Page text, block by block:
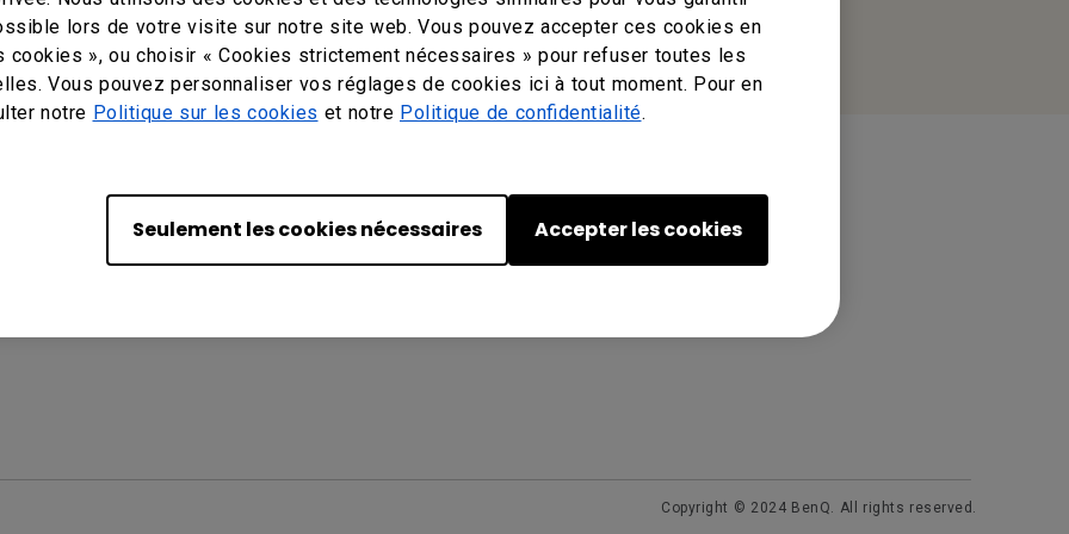
lors de votre visite sur notre site web. Vous pouvez accepter ces cookies en
cookies », ou choisir « Cookies strictement nécessaires » pour refuser toutes les
Vous pouvez personnaliser vos réglages de cookies ici à tout moment. Pour en
notre Politique sur les cookies et notre Politique de confidentialité.
Seulement les cookies nécessaires Accepter les cookies
Fax: +1-714-557-0200
Produits
Affichage dynamique
Ressources
Savoirs & tendances
Support
FAQs
Région et langue
Choisissez votre région
Copyright © 2024 BenQ. All rights reserved.